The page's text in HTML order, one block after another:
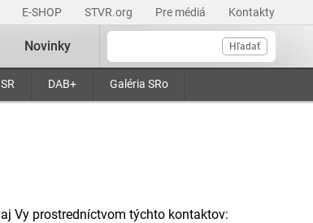
E-SHOP STVR.org Pre médiá Kontakty
Hľadať
DAB+ Galéria SRo
Novinky
Vy prostredníctvom týchto kontaktov: